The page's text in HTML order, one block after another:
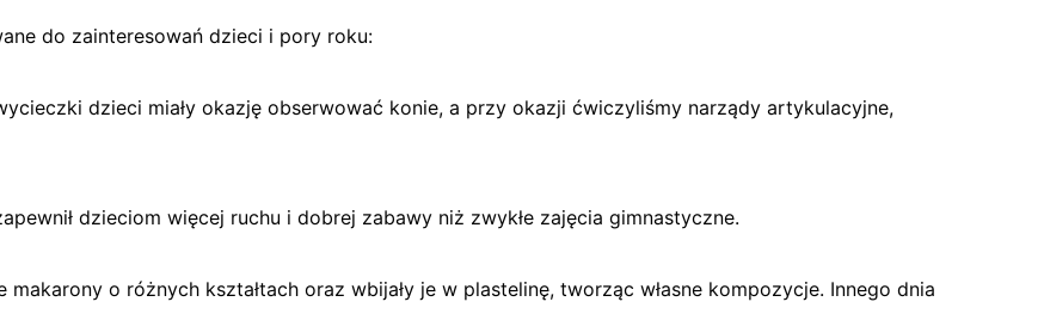
do zainteresowań dzieci i pory roku:
dzieci miały okazję obserwować konie, a przy okazji ćwiczyliśmy narządy artykulacyjne,
dzieciom więcej ruchu i dobrej zabawy niż zwykłe zajęcia gimnastyczne.
o różnych kształtach oraz wbijały je w plastelinę, tworząc własne kompozycje. Innego dnia